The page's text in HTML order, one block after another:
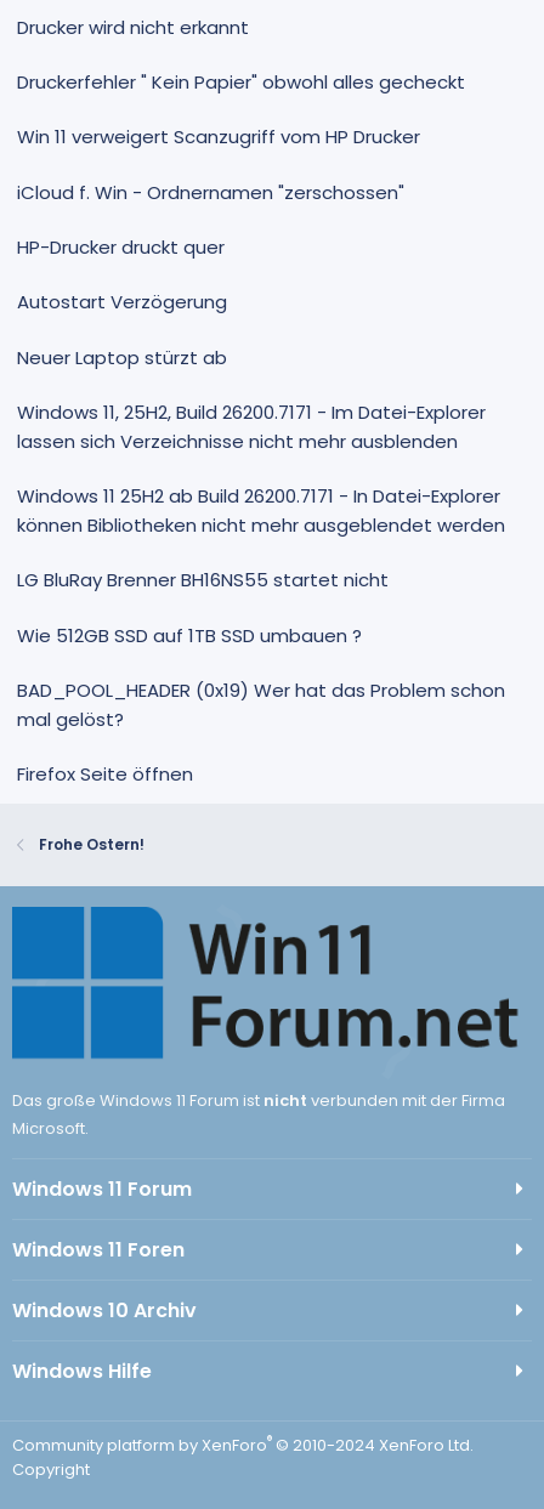
Drucker wird nicht erkannt
Druckerfehler " Kein Papier" obwohl alles gecheckt
Win 11 verweigert Scanzugriff vom HP Drucker
iCloud f. Win - Ordnernamen "zerschossen"
HP-Drucker druckt quer
Autostart Verzögerung
Neuer Laptop stürzt ab
Windows 11, 25H2, Build 26200.7171 - Im Datei-Explorer
lassen sich Verzeichnisse nicht mehr ausblenden
Windows 11 25H2 ab Build 26200.7171 - In Datei-Explorer
können Bibliotheken nicht mehr ausgeblendet werden
LG BluRay Brenner BH16NS55 startet nicht
Wie 512GB SSD auf 1TB SSD umbauen ?
BAD_POOL_HEADER (0x19) Wer hat das Problem schon
mal gelöst?
Firefox Seite öffnen
Frohe Ostern!
Das große Windows 11 Forum ist nicht verbunden mit der Firma
Microsoft.
Windows 11 Forum
Windows 11 Foren
Windows 10 Archiv
Windows Hilfe
Community platform by XenForo® © 2010-2024 XenForo Ltd.
Copyright